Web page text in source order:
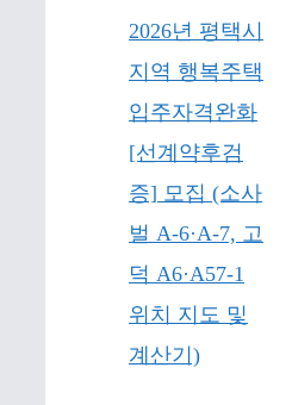
2026년 평택시
지역 행복주택
입주자격완화
[선계약후검
증] 모집 (소사
벌 A-6·A-7, 고
덕 A6·A57-1
위치 지도 및
계산기)